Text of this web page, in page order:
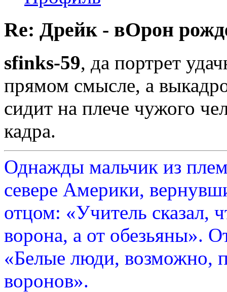
Re: Дрейк - вОрон
sfinks-59, да портрет
прямом смысле, а
сидит на плече чужого
кадра.
Однажды мальчик из
севере Америки,
отцом: «Учитель сказал,
ворона, а от обезьяны».
«Белые люди, возможно,
воронов».